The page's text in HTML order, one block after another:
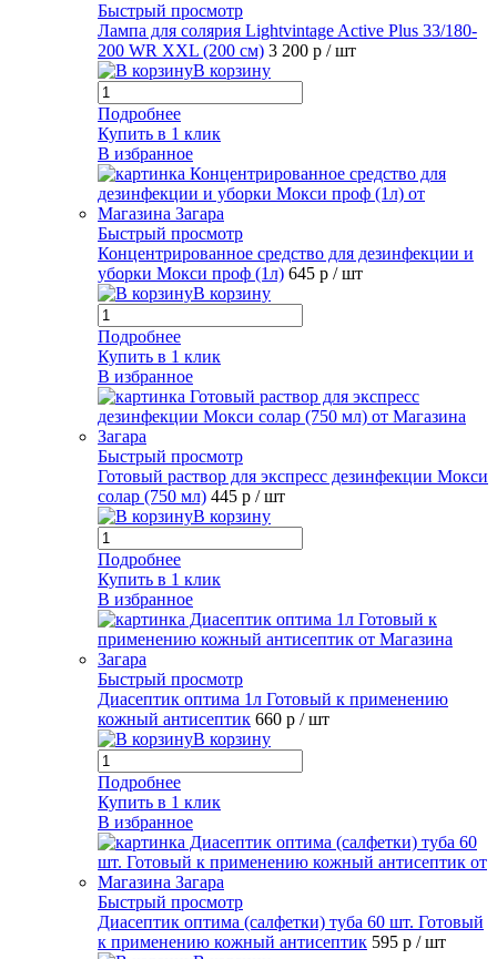
Быстрый просмотр
Лампа для солярия Lightvintage Active Plus 33/180-
200 WR XXL (200 см) 3 200 р / шт
В корзину
Подробнее
Купить в 1 клик
В избранное
Быстрый просмотр
Концентрированное средство для дезинфекции и
уборки Мокси проф (1л) 645 р / шт
В корзину
Подробнее
Купить в 1 клик
В избранное
Быстрый просмотр
Готовый раствор для экспресс дезинфекции Мокси
солар (750 мл) 445 р / шт
В корзину
Подробнее
Купить в 1 клик
В избранное
Быстрый просмотр
Диасептик оптима 1л Готовый к применению
кожный антисептик 660 р / шт
В корзину
Подробнее
Купить в 1 клик
В избранное
Быстрый просмотр
Диасептик оптима (салфетки) туба 60 шт. Готовый
к применению кожный антисептик 595 р / шт